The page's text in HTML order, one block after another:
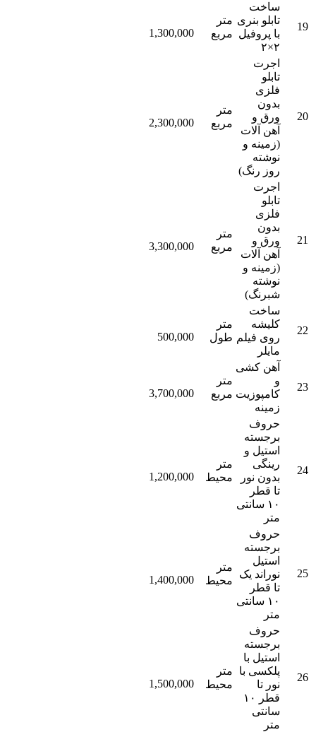
19
ساخت
تابلو بنری
با پروفیل
۲×۲
متر
مربع
1,300,000
20
اجرت
تابلو
فلزی
بدون
ورق و
آهن آلات
(زمینه و
نوشته
روز رنگ)
متر
مربع
2,300,000
21
اجرت
تابلو
فلزی
بدون
ورق و
آهن آلات
(زمینه و
نوشته
شبرنگ)
متر
مربع
3,300,000
22
ساخت
کلیشه
روی فیلم
مایلر
متر
طول
500,000
23
آهن کشی
و
کامپوزیت
زمینه
متر
مربع
3,700,000
24
حروف
برجسته
استیل و
رینگی
بدون نور
تا قطر
۱۰ سانتی
متر
متر
محیط
1,200,000
25
حروف
برجسته
استیل
نوراند یک
تا قطر
۱۰ سانتی
متر
متر
محیط
1,400,000
26
حروف
برجسته
استیل با
پلکسی با
نور تا
قطر ۱۰
سانتی
متر
متر
محیط
1,500,000